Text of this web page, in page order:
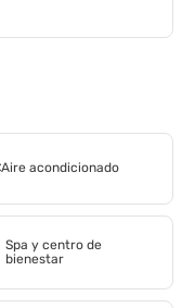
Aire acondicionado
Spa y centro de
bienestar